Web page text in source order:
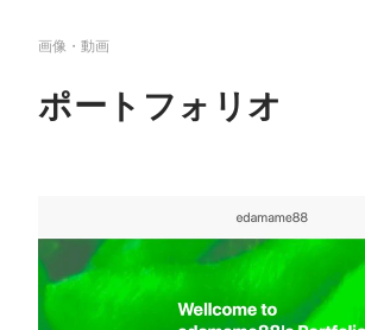
画像・動画
ポートフォリオ